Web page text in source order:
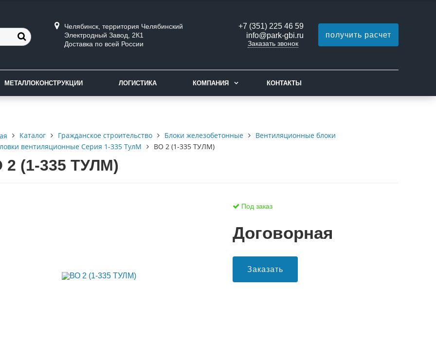
Челябинск, территория Челябинский
Электродный Завод, 2К1
Доставка по всей России
+7 (351) 225 46 59
info@park-gbi.ru
Заказать звонок
получить расчет
МЕТАЛЛОКОНСТРУКЦИИ ЛОГИСТИКА КОМПАНИЯ КОНТАКТЫ
Каталог Гражданское строительство Блоки железобетонные
Вентиляционные блоки
вентиляционные Серия 1-335 ТулМ
ВО 2 (1-335 ТУЛМ)
2 (1-335 ТУЛМ)
Под заказ
Договорная
Заказать